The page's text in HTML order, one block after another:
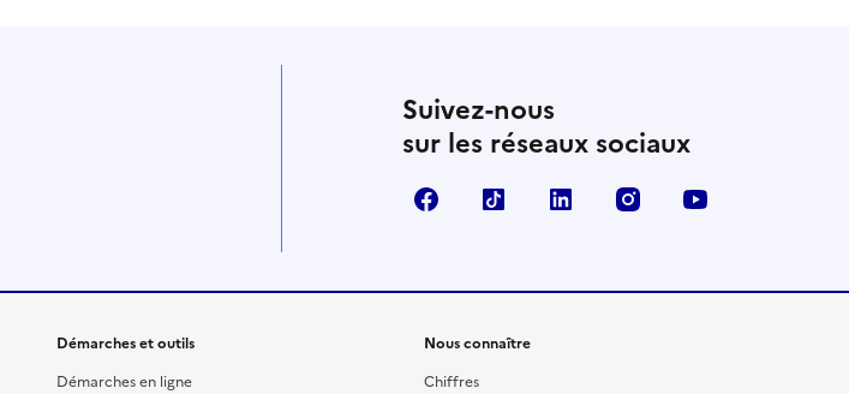
Suivez-nous
sur les réseaux sociaux
FacebookTikTok LinkedIn Instagram
Démarches et outils
Démarches en ligne
Nous connaître
Chiffres